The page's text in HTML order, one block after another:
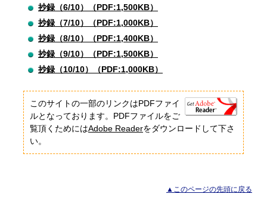
抄録（6/10）（PDF:1,500KB）
抄録（7/10）（PDF:1,000KB）
抄録（8/10）（PDF:1,400KB）
抄録（9/10）（PDF:1,500KB）
抄録（10/10）（PDF:1,000KB）
このサイトの一部のリンクはPDFファイ
ルとなっております。PDFファイルをご
覧頂くためにはAdobe Readerをダウンロードして下さ
い。
▲このページの先頭に戻る